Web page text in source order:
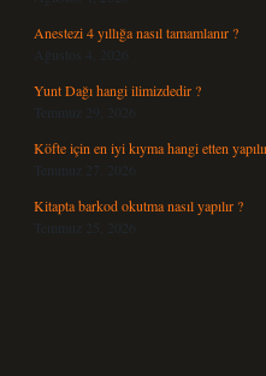
Anestezi 4 yıllığa nasıl tamamlanır ?
Ağustos 4, 2026
Yunt Dağı hangi ilimizdedir ?
Temmuz 29, 2026
Köfte için en iyi kıyma hangi etten
Temmuz 27, 2026
Kitapta barkod okutma nasıl yapılır ?
Temmuz 25, 2026